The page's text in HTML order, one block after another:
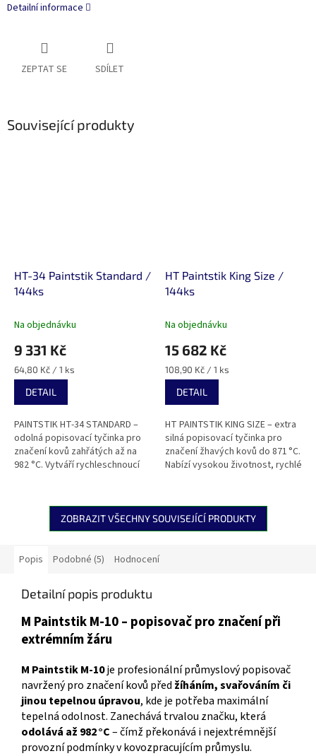
Detailní informace
ZEPTAT SE SDÍLET
Související produkty
HT-34 Paintstik Standard /
144ks
Na objednávku
9 331 Kč
Měrná
cena:
64,80 Kč / 1 ks
DETAIL
PAINTSTIK HT-34 STANDARD –
odolná popisovací tyčinka pro
značení kovů zahřátých až na
982 °C. Vytváří rychleschnoucí
HT Paintstik King Size /
144ks
Na objednávku
15 682 Kč
Měrná
cena:
108,90 Kč / 1 ks
DETAIL
HT PAINTSTIK KING SIZE – extra
silná popisovací tyčinka pro
značení žhavých kovů do 871 °C.
Nabízí vysokou životnost, rychlé
ZOBRAZIT VŠECHNY SOUVISEJÍCÍ PRODUKTY
Popis Podobné (5) Hodnocení
Detailní popis produktu
M Paintstik M-10 – popisovač pro značení při
extrémním žáru
M Paintstik M-10je profesionální průmyslový popisovač
navržený pro značení kovů před žíháním, svařováním či
jinou tepelnou úpravou, kde je potřeba maximální
tepelná odolnost. Zanechává trvalou značku, která
odolává až 982 °C– čímž překonává i nejextrémnější
provozní podmínky v kovozpracujícím průmyslu.